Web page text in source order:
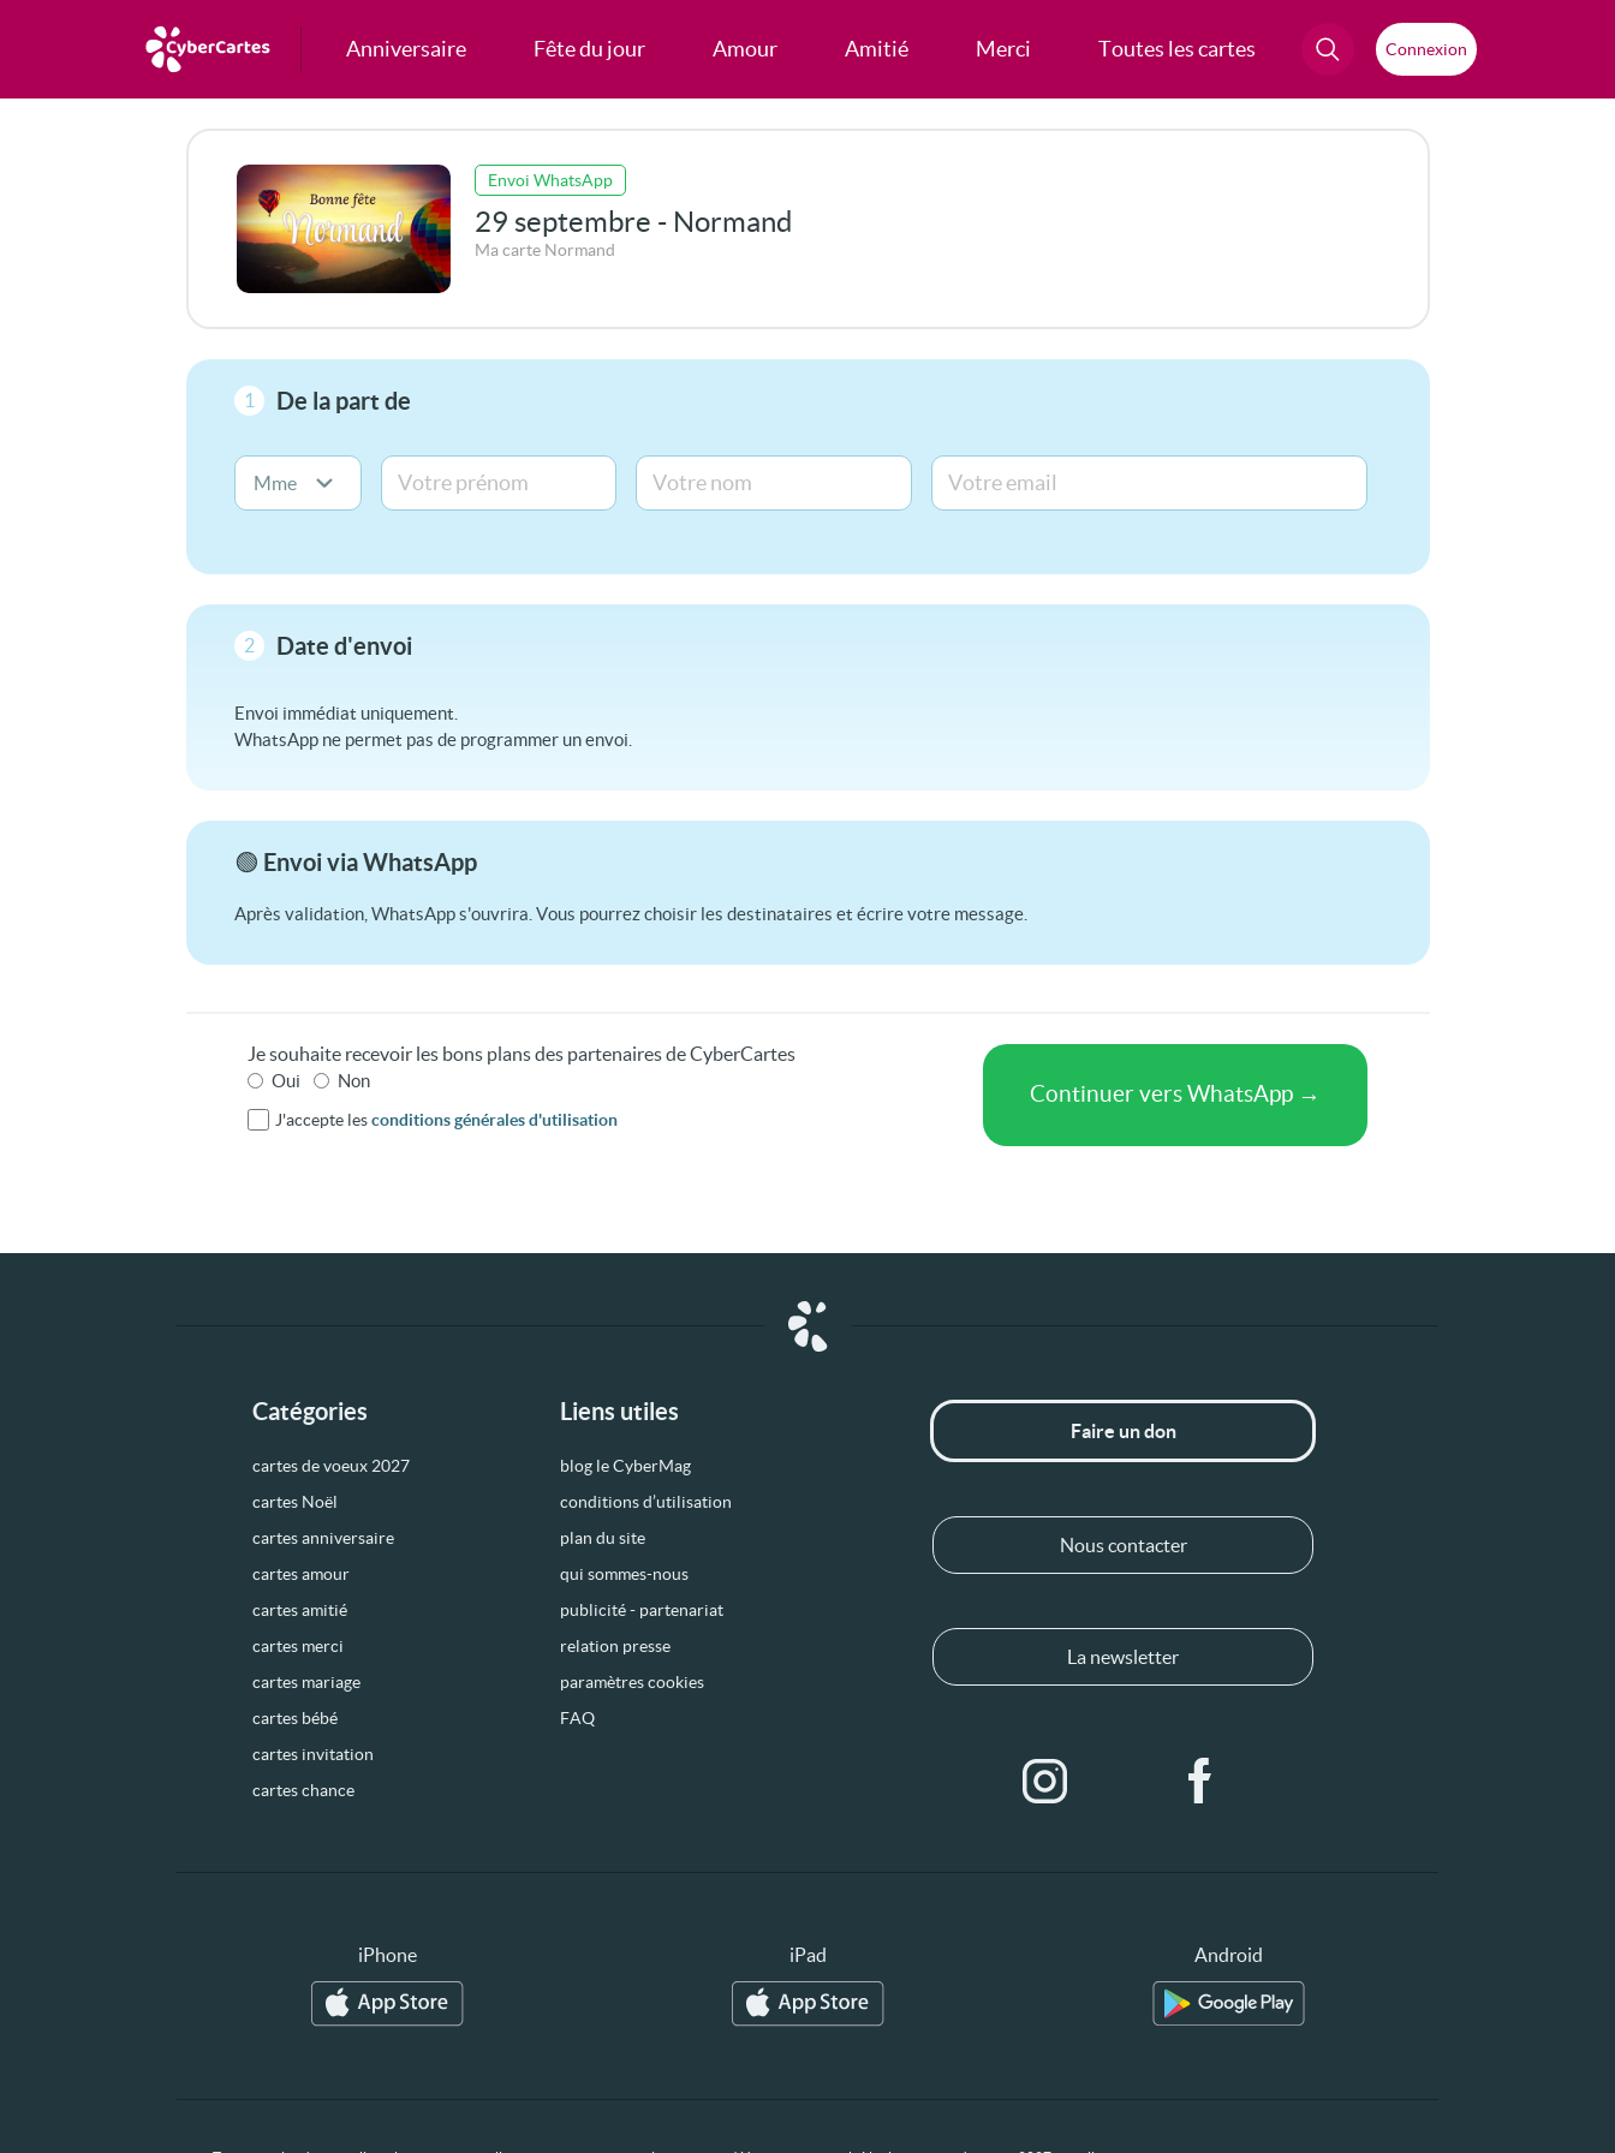
Anniversaire Fête du jour Amour Amitié Merci Toutes les cartes Connexion
Envoi WhatsApp
29 septembre - Normand
Ma carte Normand
1 De la part de
2 Date d'envoi
Envoi immédiat uniquement.
WhatsApp ne permet pas de programmer un envoi.
🟢 Envoi via WhatsApp
Après validation, WhatsApp s'ouvrira. Vous pourrez choisir les destinataires et écrire votre message.
Je souhaite recevoir les bons plans des partenaires de CyberCartes
Oui Non
J'accepte lesconditions générales d'utilisation
Catégories
cartes de voeux 2027
cartes Noël
cartes anniversaire
cartes amour
cartes amitié
cartes merci
cartes mariage
cartes bébé
cartes invitation
cartes chance
Liens utiles
blog le CyberMag
conditions d’utilisation
plan du site
qui sommes-nous
publicité - partenariat
relation presse
paramètres cookies
FAQ
Faire un don
Nous contacter
La newsletter
iPhone iPad Android